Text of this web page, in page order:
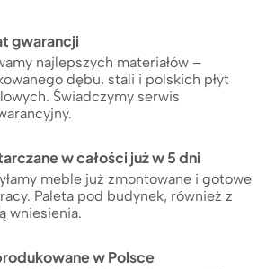
gwarancji
najlepszych materiałów –
dębu, stali i polskich płyt
Świadczymy serwis
w całości już w 5 dni
meble już zmontowane i gotowe
Paleta pod budynek, również z
wniesienia.
w Polsce